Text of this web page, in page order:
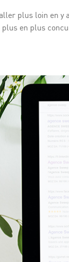
plus loin en
plus en plus